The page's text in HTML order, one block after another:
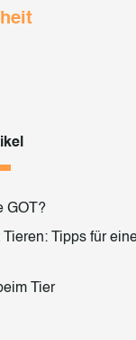
GOT?
Tieren: Tipps für
Tier